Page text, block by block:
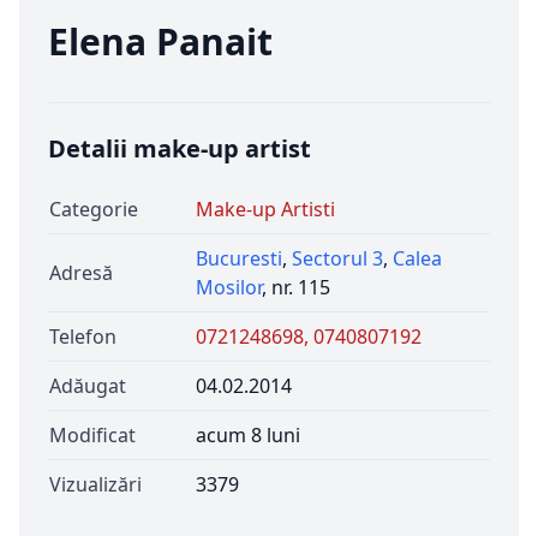
Elena Panait
Detalii make-up artist
Categorie Make-up Artisti
Adresă
Bucuresti, Sectorul 3, Calea
Mosilor, nr. 115
Telefon
0721248698, 0740807192
Adăugat
04.02.2014
Modificat
acum 8 luni
Vizualizări
3379